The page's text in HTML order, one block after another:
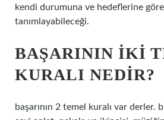
kendi durumuna ve hedeflerine göre
tanımlayabileceği.
BAŞARININ IKI
KURALI NEDIR?
başarının 2 temel kuralı var